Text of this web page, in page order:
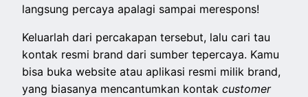
langsung percaya apalagi sampai merespons!
Keluarlah dari percakapan tersebut, lalu cari tau
kontak resmi brand dari sumber tepercaya. Kamu
bisa buka website atau aplikasi resmi milik brand,
yang biasanya mencantumkan kontakcustomer